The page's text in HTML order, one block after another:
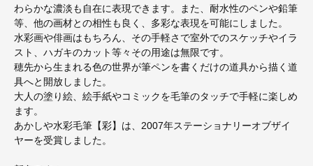
わらかな濃淡も自在に表現できます。また、耐水性のペンや鉛筆
等、他の画材との相性も良く、多彩な表現を可能にしました。
水彩画や俳画はもちろん、その手軽さで室外でのスケッチやイラ
スト、ハガキのカット等々その用途は無限です。
穂先から生まれる色の世界が筆ペンを書くだけの道具から描く道
具へと開放しました。
大人の塗り絵、絵手紙やコミックを毛筆のタッチで手軽に楽しめ
ます。
あかしや水彩毛筆【彩】は、2007年ステーショナリーオブザイ
ヤーを受賞しました。